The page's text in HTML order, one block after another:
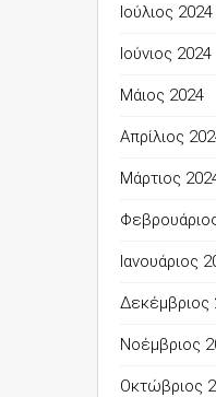
Ιούλιος 2024
Ιούνιος 2024
Μάιος 2024
Απρίλιος
Μάρτιος
Ιανουάριος
Δεκέμβριος
Νοέμβριος
Οκτώβριος